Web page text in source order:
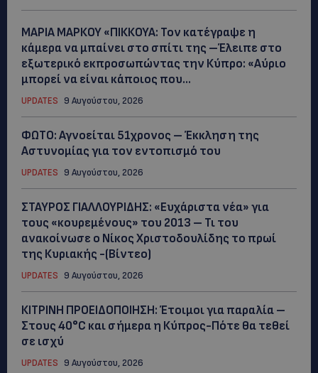
ΜΑΡΙΑ ΜΑΡΚΟΥ «ΠΙΚΚΟΥΑ: Τον κατέγραψε η
κάμερα να μπαίνει στο σπίτι της –Έλειπε στο
εξωτερικό εκπροσωπώντας την Κύπρο: «Αύριο
μπορεί να είναι κάποιος που...
UPDATES 9 Αυγούστου, 2026
ΦΩΤΟ: Αγνοείται 51χρονος – Έκκληση της
Αστυνομίας για τον εντοπισμό του
UPDATES 9 Αυγούστου, 2026
ΣΤΑΥΡΟΣ ΓΙΑΛΛΟΥΡΙΔΗΣ: «Ευχάριστα νέα» για
τους «κουρεμένους» του 2013 – Τι του
ανακοίνωσε ο Νίκος Χριστοδουλίδης το πρωί
της Κυριακής -(Βίντεο)
UPDATES 9 Αυγούστου, 2026
ΚΙΤΡΙΝΗ ΠΡΟΕΙΔΟΠΟΙΗΣΗ: Έτοιμοι για παραλία –
Στους 40°C και σήμερα η Κύπρος-Πότε θα τεθεί
σε ισχύ
UPDATES 9 Αυγούστου, 2026